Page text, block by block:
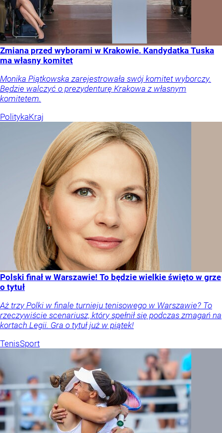
Zmiana przed wyborami w Krakowie. Kandydatka Tuska
ma własny komitet
Monika Piątkowska zarejestrowała swój komitet wyborczy.
Będzie walczyć o prezydenturę Krakowa z własnym
komitetem.
PolitykaKraj
Polski finał w Warszawie! To będzie wielkie święto w grze
o tytuł
Aż trzy Polki w finale turnieju tenisowego w Warszawie? To
rzeczywiście scenariusz, który spełnił się podczas zmagań na
kortach Legii. Gra o tytuł już w piątek!
TenisSport